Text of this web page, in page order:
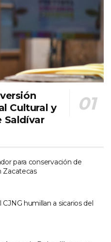
Cultural y
Saldívar
para conservación de
Zacatecas
humillan a sicarios del